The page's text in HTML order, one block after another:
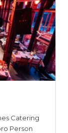
Catering
Person